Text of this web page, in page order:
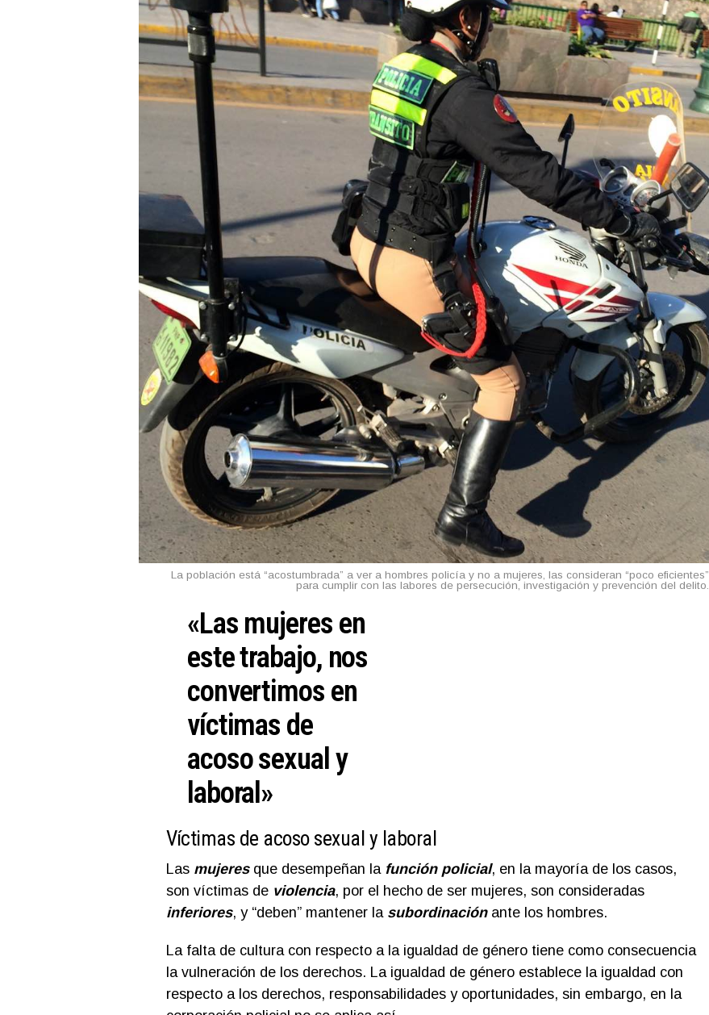
La población está “acostumbrada” a ver a hombres policía y no a mujeres, las consideran “poco eficientes”
para cumplir con las labores de persecución, investigación y prevención del delito.
«Las mujeres en
este trabajo, nos
convertimos en
víctimas de
acoso sexual y
laboral»
Víctimas de acoso sexual y laboral
Las mujeresque desempeñan la función policial, en la mayoría de los casos,
son víctimas de violencia, por el hecho de ser mujeres, son consideradas
inferiores, y “deben” mantener la subordinaciónante los hombres.
La falta de cultura con respecto a la igualdad de género tiene como consecuencia
la vulneración de los derechos. La igualdad de género establece la igualdad con
respecto a los derechos, responsabilidades y oportunidades, sin embargo, en la